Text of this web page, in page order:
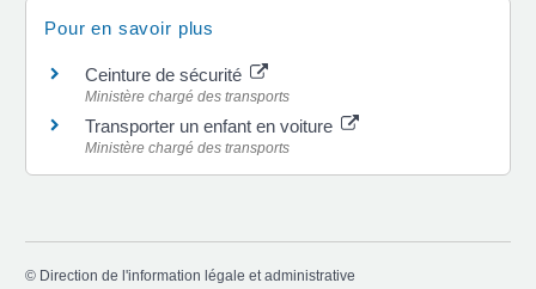
Pour en savoir plus
Ceinture de sécurité
Ministère chargé des transports
Transporter un enfant en voiture
Ministère chargé des transports
© Direction de l'information légale et administrative